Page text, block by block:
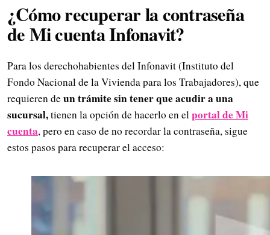
¿Cómo recuperar la contraseña
de Mi cuenta Infonavit?
Para los derechohabientes del Infonavit (Instituto del
Fondo Nacional de la Vivienda para los Trabajadores), que
requieren deun trámite sin tener que acudir a una
sucursal,tienen la opción de hacerlo en elportal de Mi
cuenta, pero en caso de no recordar la contraseña, sigue
estos pasos para recuperar el acceso: